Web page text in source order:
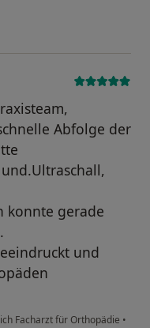
Abfolge der
konnte gerade
und
Facharzt für Orthopädie •